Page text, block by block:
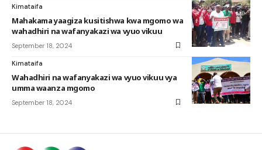
Kimataifa
Mahakama yaagiza kusitishwa kwa mgomo wa
wahadhiri na wafanyakazi wa vyuo vikuu
September 18, 2024
Kimataifa
Wahadhiri na wafanyakazi wa vyuo vikuu vya
umma waanza mgomo
September 18, 2024